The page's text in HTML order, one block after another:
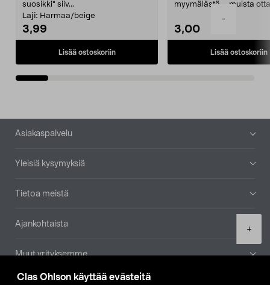
Clas Ohlson käyttää evästeitä
-
+
suosikki" siiv...
Laji: Harmaa/beige
3,99
Lisää ostoskoriin
myymälästä – muista
3,00
Lisää ostoskoriin
Alatunniste
Asiakaspalvelu
Yleisiä kysymyksiä
Tietoa meistä
Ajankohtaista
Muut yrityksemme
Etsi myymälä